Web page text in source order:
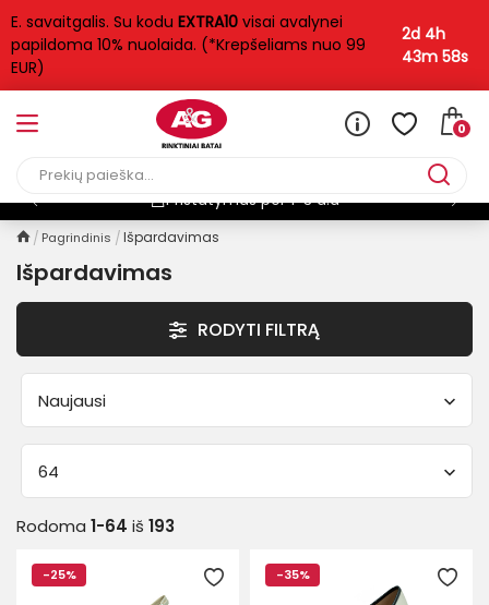
E. savaitgalis. Su kodu EXTRA10 visai avalynei
papildoma 10% nuolaida. (*Krepšeliams nuo 99
EUR)
2d 4h
43m 57s
0
Pristatymas per 1-3 d.d
Pagrindinis Išpardavimas
FILTRAS
Moterims / Vyrams
193
Kategorija
Aulinukai 45
Basutės
Bateliai 73
5
Įspirtukės 2
35
38 38.5 39 40
41 42 45
Išpardavimas
RODYTI FILTRĄ
Naujausi
64
Rodoma 1-64 iš 193
-25% -35%